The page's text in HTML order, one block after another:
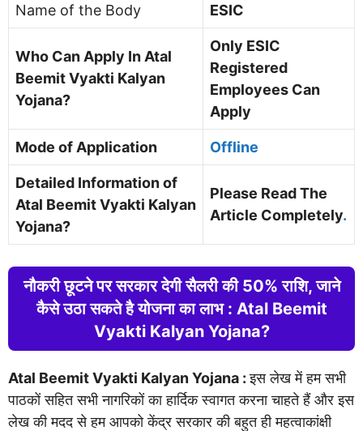
Name of the Body ESIC
Who Can Apply In Atal
Beemit Vyakti Kalyan
Yojana?
Only ESIC
Registered
Employees Can
Apply
Mode of Application Offline
Detailed Information of
Atal Beemit Vyakti Kalyan
Yojana?
Please Read The
Article Completely.
नौकरी छूटने पर सरकार देगी सैलरी की 50% राशि, जाने
कैसे उठा सकते है योजना का लाभ : Atal Beemit
Vyakti Kalyan Yojana?
Atal Beemit Vyakti Kalyan Yojana :इस लेख में हम सभी
पाठकों सहित सभी नागरिकों का हार्दिक स्वागत करना चाहते हैं और इस
लेख की मदद से हम आपको केंद्र सरकार की बहुत ही महत्वाकांक्षी